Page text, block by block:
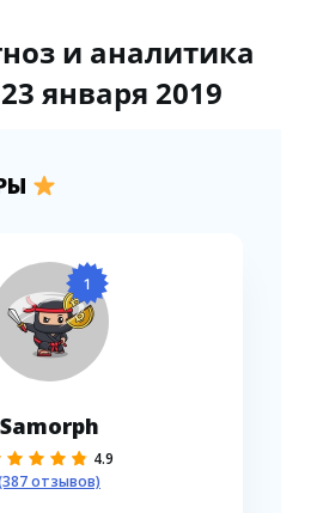
и аналитика
января 2019
1
Samorph
4.9
отзывов)